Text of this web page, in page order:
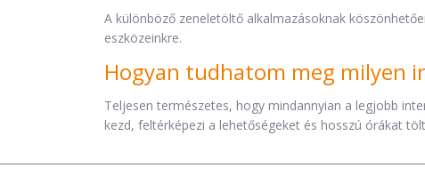
A különböző zeneletöltő alkalmazásoknak
eszközeinkre.
Hogyan tudhatom meg milyen
Teljesen természetes, hogy mindannyian a legjobb
kezd, feltérképezi a lehetőségeket és hosszú órákat